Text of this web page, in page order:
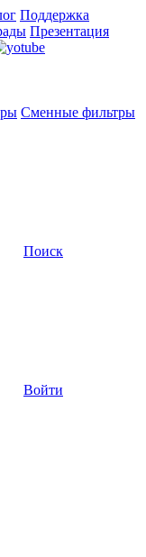
Поддержка
Презентация
Сменные фильтры
Поиск
Войти